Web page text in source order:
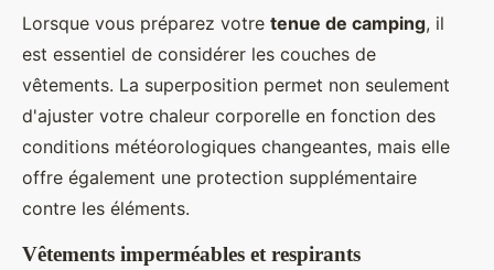
Lorsque vous préparez votre tenue de camping, il
est essentiel de considérer les couches de
vêtements. La superposition permet non seulement
d'ajuster votre chaleur corporelle en fonction des
conditions météorologiques changeantes, mais elle
offre également une protection supplémentaire
contre les éléments.
Vêtements imperméables et respirants